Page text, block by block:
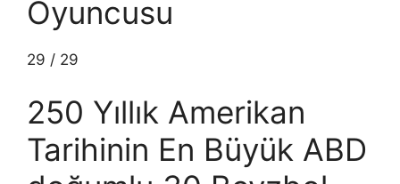
Oyuncusu
29 / 29
250 Yıllık Amerikan
Tarihinin En Büyük ABD